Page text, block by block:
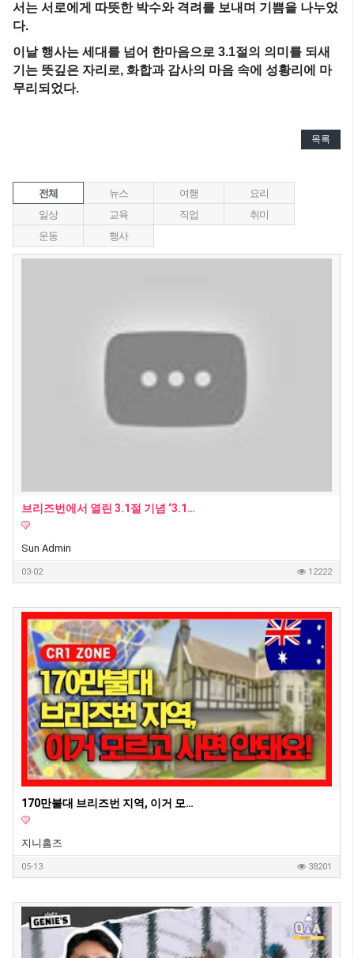
서는 서로에게 따뜻한 박수와 격려를 보내며 기쁨을 나누었
다.
이날 행사는 세대를 넘어 한마음으로 3.1절의 의미를 되새
기는 뜻깊은 자리로, 화합과 감사의 마음 속에 성황리에 마
무리되었다.
목록
전체 뉴스 여행
요리
일상
교육 직업
취미
운동
행사
브리즈번에서 열린 3.1절 기념 ‘3.1런’… 350여명 참여 속 성황리 개최
Sun Admin
03-02 12222
170만불대 브리즈번 지역, 이거 모르고 사면 안돼요! - 호주부동산 지니집 에이전트
지니홈즈
05-13 38201